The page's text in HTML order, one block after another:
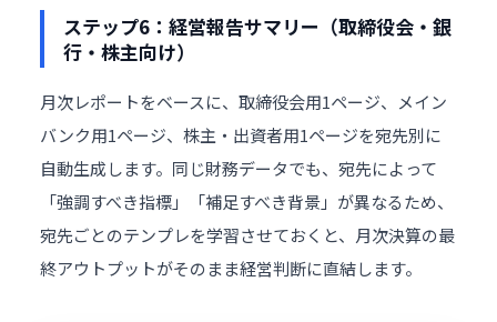
ステップ6：経営報告サマリー（取締役会・銀
行・株主向け）
月次レポートをベースに、取締役会用1ページ、メイン
バンク用1ページ、株主・出資者用1ページを宛先別に
自動生成します。同じ財務データでも、宛先によって
「強調すべき指標」「補足すべき背景」が異なるため、
宛先ごとのテンプレを学習させておくと、月次決算の最
終アウトプットがそのまま経営判断に直結します。